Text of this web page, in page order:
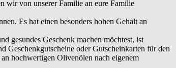
wir von unserer Familie an eure Familie
Es hat einen besonders hohen Gehalt an
gesundes Geschenk machen möchtest, ist
Geschenkgutscheine oder Gutscheinkarten für den
hochwertigen Olivenölen nach eigenem